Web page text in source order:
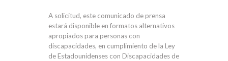
A solicitud, este comunicado de prensa
estará disponible en formatos alternativos
apropiados para personas con
discapacidades, en cumplimiento de la Ley
de Estadounidenses con Discapacidades de